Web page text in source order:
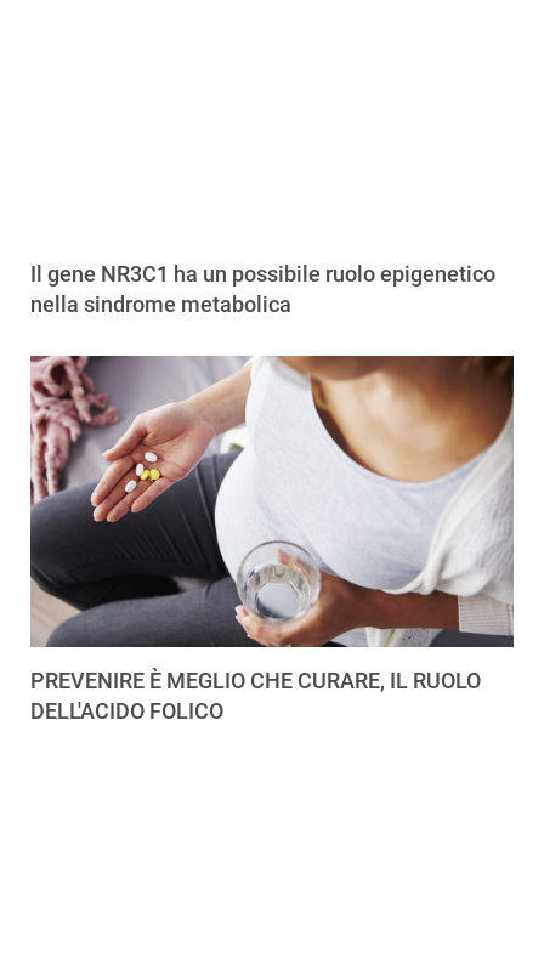
Il gene NR3C1 ha un possibile ruolo epigenetico
nella sindrome metabolica
PREVENIRE È MEGLIO CHE CURARE, IL RUOLO
DELL'ACIDO FOLICO